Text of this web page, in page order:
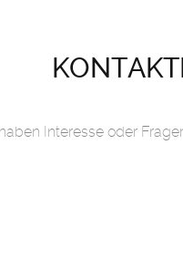
Interesse oder